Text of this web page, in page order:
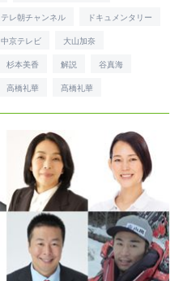
テレ朝チャンネル ドキュメンタリー
中京テレビ 大山加奈
杉本美香 解説 谷真海
高橋礼華 髙橋礼華